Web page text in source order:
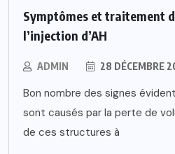
Symptômes et traitement
l’injection d’AH
ADMIN 28 DÉCEMBRE
Bon nombre des signes
sont causés par la perte de
de ces structures à